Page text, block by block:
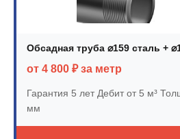
Обсадная труба ⌀159 сталь +
от 4 800 ₽ за метр
Гарантия 5 летДебит от 5 м³
мм